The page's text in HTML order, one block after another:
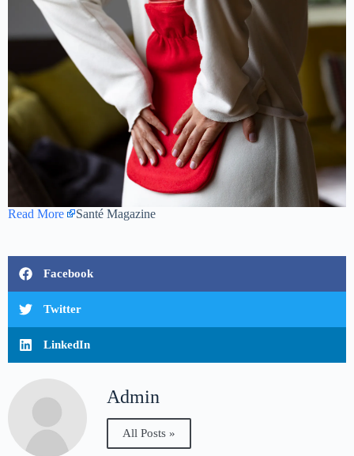
Read More Santé Magazine
Facebook
Twitter
LinkedIn
Admin
All Posts »